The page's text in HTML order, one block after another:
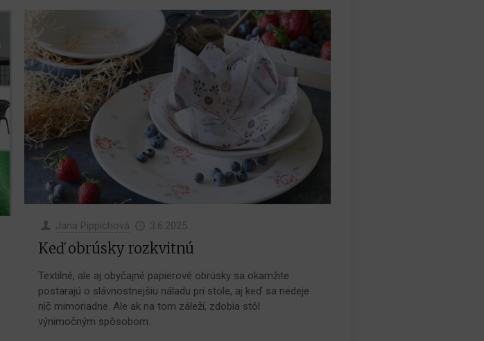
Jana Pippichová 3.6.2025
Keď obrúsky rozkvitnú
Textilné, ale aj obyčajné papierové obrúsky sa okamžite
postarajú o slávnostnejšiu náladu pri stole, aj keď sa nedeje
nič mimoriadne. Ale ak na tom záleží, zdobia stôl
výnimočným spôsobom.